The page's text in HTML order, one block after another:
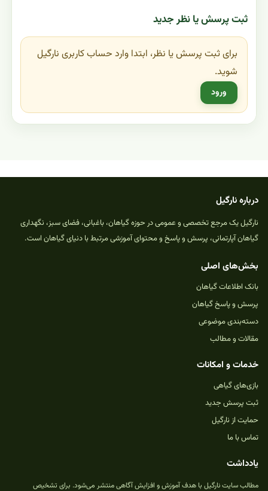
ثبت پرسش یا نظر جدید
برای ثبت پرسش یا نظر، ابتدا وارد حساب کاربری نارگیل
شوید.
ورود
درباره نارگیل
نارگیل یک مرجع تخصصی و عمومی در حوزه گیاهان، باغبانی، فضای سبز، نگهداری
گیاهان آپارتمانی، پرسش و پاسخ و محتوای آموزشی مرتبط با دنیای گیاهان است.
بخش‌های اصلی
بانک اطلاعات گیاهان
پرسش و پاسخ گیاهان
دسته‌بندی موضوعی
مقالات و مطالب
خدمات و امکانات
بازی‌های گیاهی
ثبت پرسش جدید
حمایت از نارگیل
تماس با ما
یادداشت
مطالب سایت نارگیل با هدف آموزش و افزایش آگاهی منتشر می‌شود. برای تشخیص